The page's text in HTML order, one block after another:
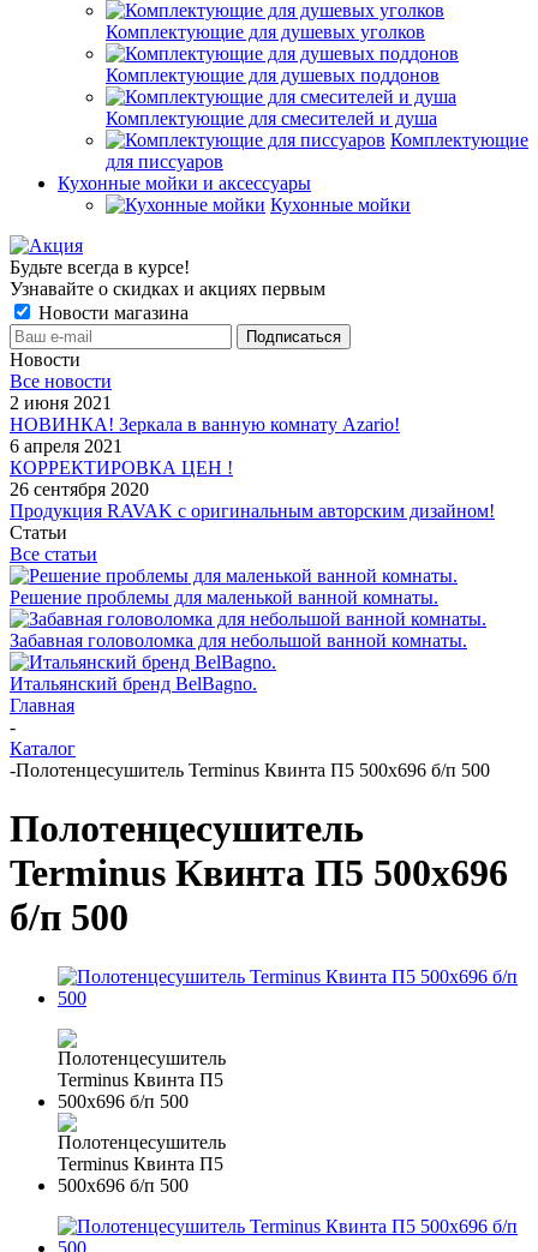
Комплектующие для душевых уголков
Комплектующие для душевых поддонов
Комплектующие для смесителей и душа
Комплектующие
для писсуаров
Кухонные мойки и аксессуары
Кухонные мойки
Будьте всегда в курсе!
Узнавайте о скидках и акциях первым
Новости магазина
Новости
Все новости
2 июня 2021
НОВИНКА! Зеркала в ванную комнату Azario!
6 апреля 2021
КОРРЕКТИРОВКА ЦЕН !
26 сентября 2020
Продукция RAVAK с оригинальным авторским дизайном!
Статьи
Все статьи
Решение проблемы для маленькой ванной комнаты.
Забавная головоломка для небольшой ванной комнаты.
Итальянский бренд BelBagno.
Главная
-
Каталог
-Полотенцесушитель Terminus Квинта П5 500х696 б/п 500
Полотенцесушитель
Terminus Квинта П5 500х696
б/п 500